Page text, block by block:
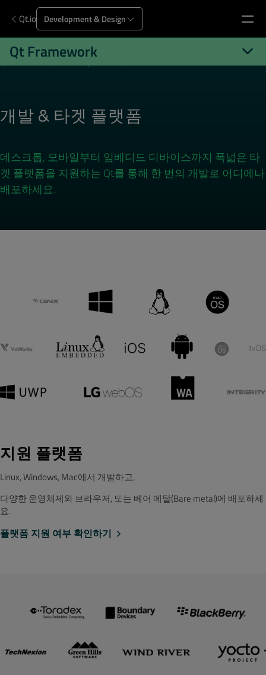
Qt.io Development & Design
Qt.io/ko-kr Qt Development
개발 & 타겟 플랫폼
데스크톱, 모바일부터 임베디드 디바이스까지 폭넓은 타
겟 플랫폼을 지원하는 Qt를 통해 한 번의 개발로 어디에나
배포하세요.
Qt Framework
지원 플랫폼
Linux, Windows, Mac에서 개발하고,
다양한 운영체제와 브라우저, 또는 베어 메탈(Bare metal)에 배포하세
요.
플랫폼 지원 여부 확인하기